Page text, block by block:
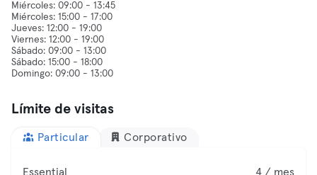
Miércoles: 09:00 - 13:45
Miércoles: 15:00 - 17:00
Jueves: 12:00 - 19:00
Viernes: 12:00 - 19:00
Sábado: 09:00 - 13:00
Sábado: 15:00 - 18:00
Límite de visitas
Particular Corporativo
Essential 4 / mes